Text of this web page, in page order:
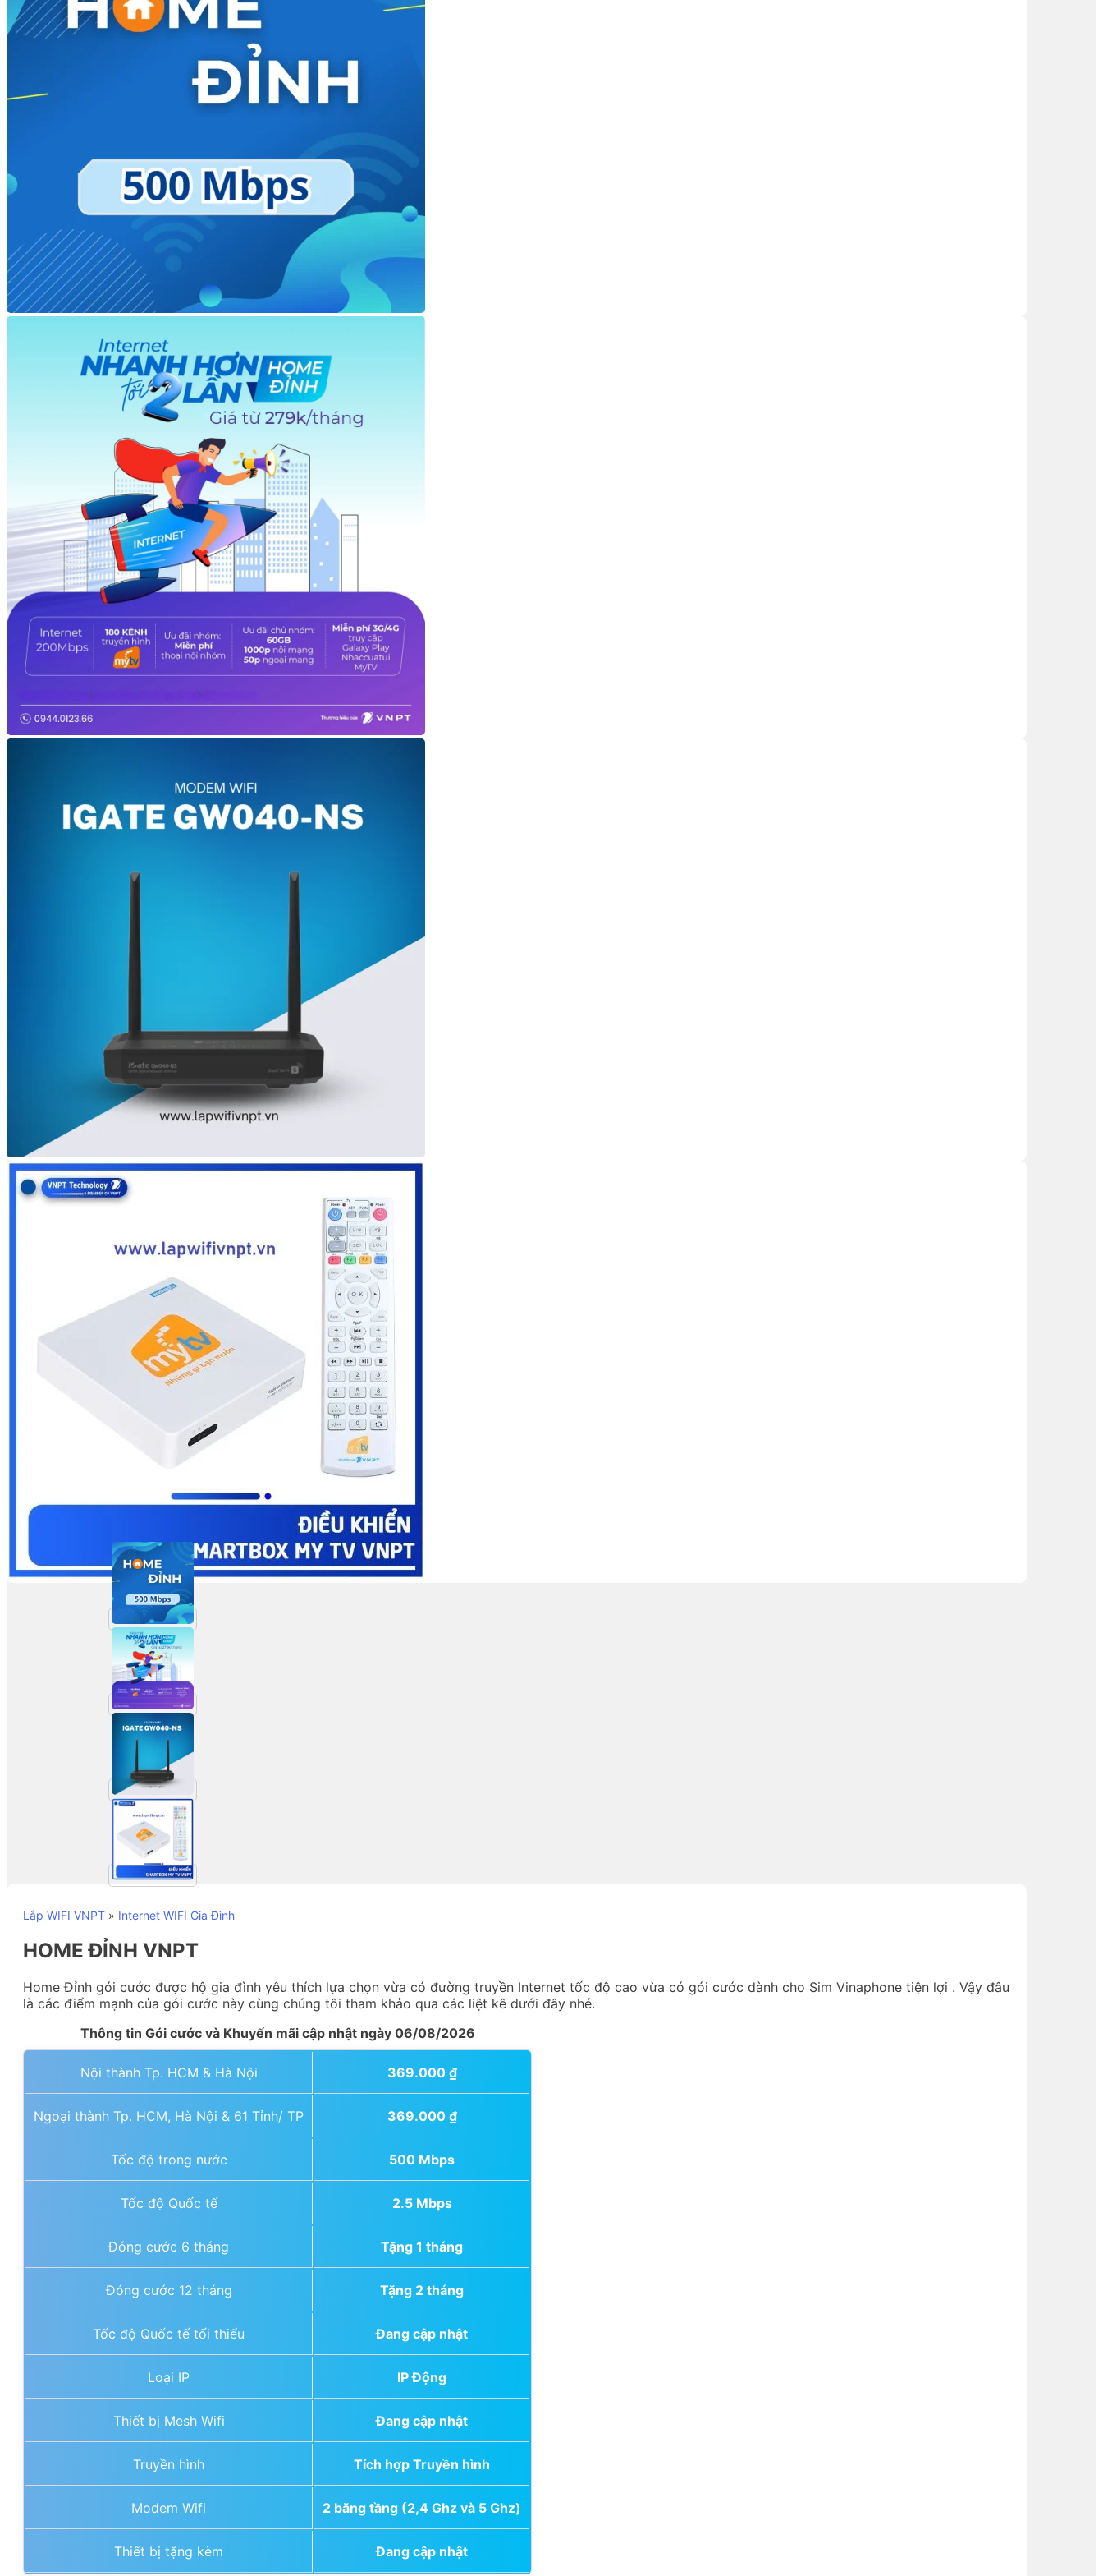
Lắp WIFI VNPT » Internet WIFI Gia Đình
HOME ĐỈNH VNPT
Home Đỉnh gói cước được hộ gia đình yêu thích lựa chọn vừa có đường truyền Internet tốc độ cao vừa có gói cước dành cho Sim Vinaphone tiện lợi . Vậy đâu
là các điểm mạnh của gói cước này cùng chúng tôi tham khảo qua các liệt kê dưới đây nhé.
Thông tin Gói cước và Khuyến mãi cập nhật ngày 06/08/2026
Nội thành Tp. HCM & Hà Nội 369.000 ₫
Ngoại thành Tp. HCM, Hà Nội & 61 Tỉnh/ TP 369.000 ₫
Tốc độ trong nước 500 Mbps
Tốc độ Quốc tế 2.5 Mbps
Đóng cước 6 tháng Tặng 1 tháng
Đóng cước 12 tháng Tặng 2 tháng
Tốc độ Quốc tế tối thiểu Đang cập nhật
Loại IP IP Động
Thiết bị Mesh Wifi Đang cập nhật
Truyền hình Tích hợp Truyền hình
Modem Wifi 2 băng tầng (2,4 Ghz và 5 Ghz)
Thiết bị tặng kèm Đang cập nhật